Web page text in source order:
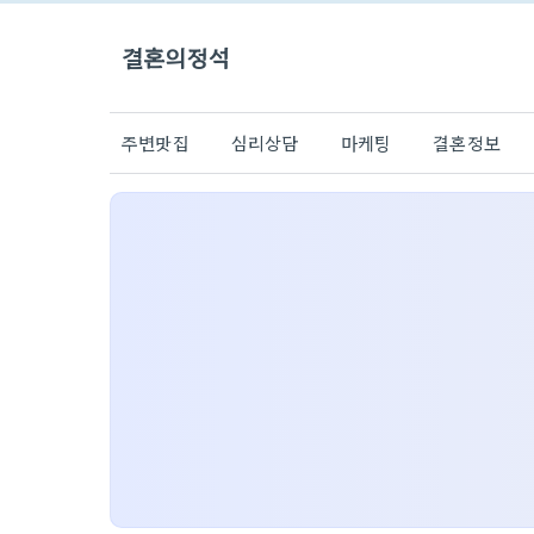
결혼의정석
주변맛집 심리상담 마케팅 결혼정보